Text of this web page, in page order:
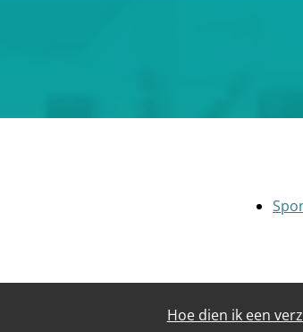
Hoe dien ik een